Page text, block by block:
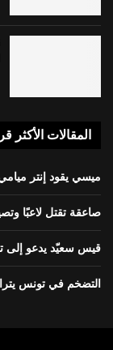
المقالات الأكثر
ميسي يقود إنتر
صاعقة تقتل لاعبًا وتصيب 12 آخرين خلال مباراة في
قيس سعيّد يدعو إلى
التضخم في تونس يتراجع إلى 5.1%